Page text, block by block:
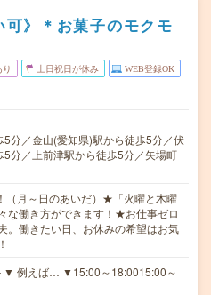
可》＊お菓子のモクモ
土日祝日が休み WEB登録OK
分／金山(愛知県)駅から徒歩5分／伏
5分／上前津駅から徒歩5分／矢場町
（月～日のあいだ）★「火曜と木曜
な働き方ができます！★お仕事ゼロ
。働きたい日、お休みの希望はお気
▼ 例えば… ▼15:00～18:0015:00～